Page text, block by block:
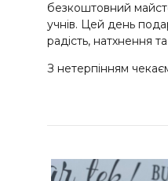
безкоштовний
учнів. Цей день
радість, натхнення
З нетерпінням